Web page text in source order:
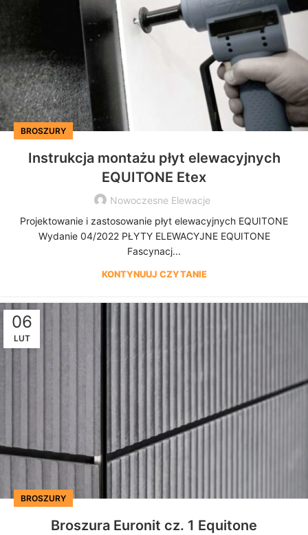
BROSZURY
Instrukcja montażu płyt elewacyjnych
EQUITONE Etex
Nowoczesne Elewacje
Projektowanie i zastosowanie płyt elewacyjnych EQUITONE
Wydanie 04/2022 PŁYTY ELEWACYJNE EQUITONE
Fascynacj...
KONTYNUUJ CZYTANIE
06
LUT
BROSZURY
Broszura Euronit cz. 1 Equitone